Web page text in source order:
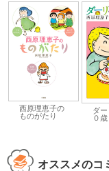
西原理恵子の
ものがたり
ダー
０歳
オススメのコ